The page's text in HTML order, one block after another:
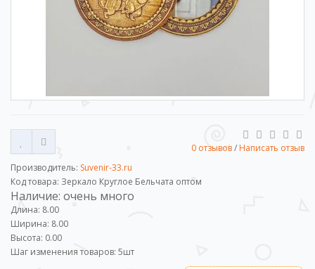
0 отзывов/ Написать отзыв
Производитель: Suvenir-33.ru
Код товара: Зеркало Круглое Бельчата оптом
Наличие: очень много
Длина: 8.00
Ширина: 8.00
Высота: 0.00
Шаг изменения товаров: 5шт